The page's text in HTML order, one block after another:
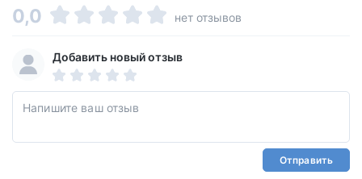
0,0 нет отзывов
Добавить новый отзыв
Отправить